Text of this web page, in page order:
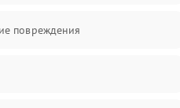
повреждения